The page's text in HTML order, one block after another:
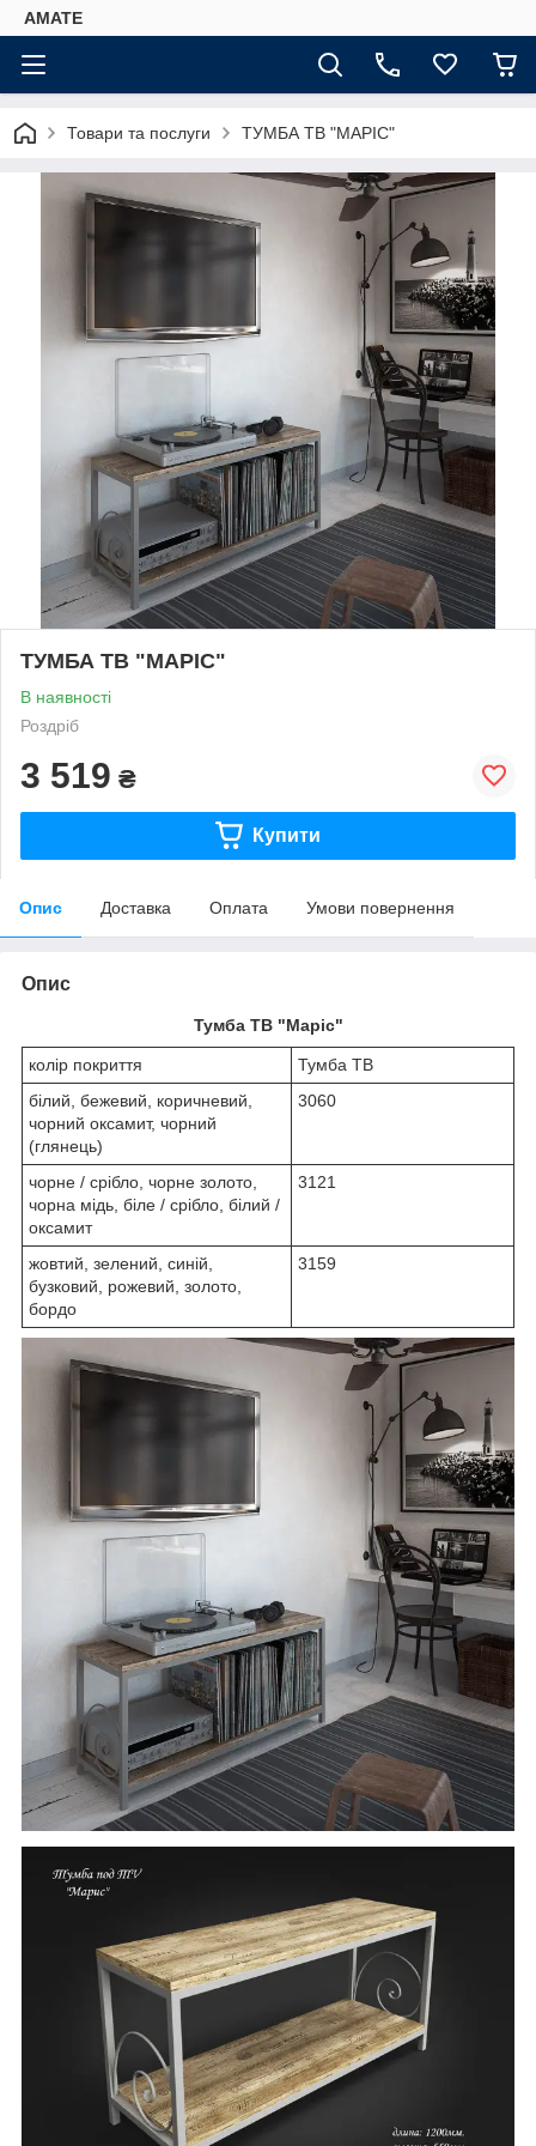
AMATE
Товари та послуги ТУМБА ТВ "МАРІС"
ТУМБА ТВ "МАРІС"
В наявності
Роздріб
3 519 ₴
Купити
Опис Доставка Оплата Умови повернення
Опис
Тумба ТВ "Маріс"
колір покриття
Тумба ТВ
білий, бежевий, коричневий,
чорний оксамит, чорний
(глянець)
3060
чорне / срібло, чорне золото,
чорна мідь, біле / срібло, білий /
оксамит
3121
жовтий, зелений, синій,
бузковий, рожевий, золото,
бордо
3159